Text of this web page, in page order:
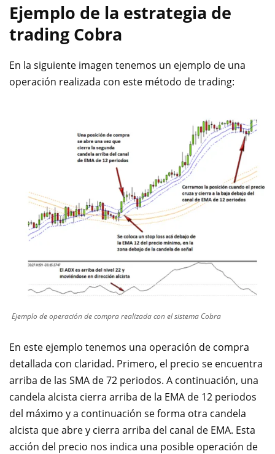
Ejemplo de la estrategia de
trading Cobra
En la siguiente imagen tenemos un ejemplo de una
operación realizada con este método de trading:
Ejemplo de operación de compra realizada con el sistema Cobra
En este ejemplo tenemos una operación de compra
detallada con claridad. Primero, el precio se encuentra
arriba de las SMA de 72 periodos. A continuación, una
candela alcista cierra arriba de la EMA de 12 periodos
del máximo y a continuación se forma otra candela
alcista que abre y cierra arriba del canal de EMA. Esta
acción del precio nos indica una posible operación de